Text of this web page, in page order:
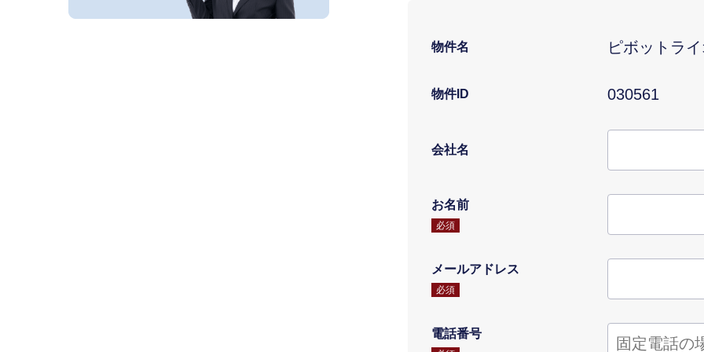
物件名 ピボットラ
物件ID 030561
会社名
お名前
必須
メールアドレス
必須
電話番号